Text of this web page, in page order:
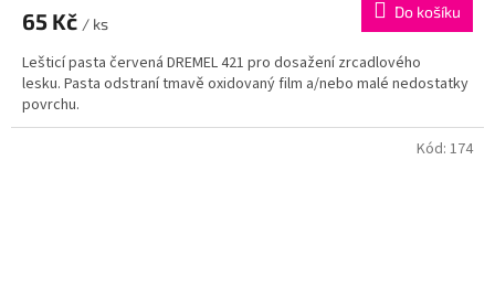
65 Kč / ks
Do košíku
Lešticí pasta červená DREMEL 421 pro dosažení zrcadlového
lesku. Pasta odstraní tmavě oxidovaný film a/nebo malé nedostatky
povrchu.
Kód: 174